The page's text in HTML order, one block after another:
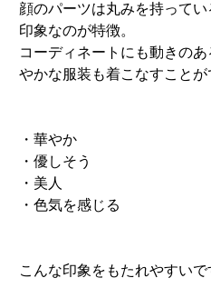
顔のパーツは丸みを持って
印象なのが特徴。
コーディネートにも動きの
やかな服装も着こなすことが
・華やか
・優しそう
・美人
・色気を感じる
こんな印象をもたれやすいで